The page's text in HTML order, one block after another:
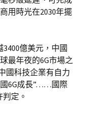
用時光在2030年擺
億美元，中國
最年夜的6G市場之
國科技企業有自力
6G成長”……國際
定。